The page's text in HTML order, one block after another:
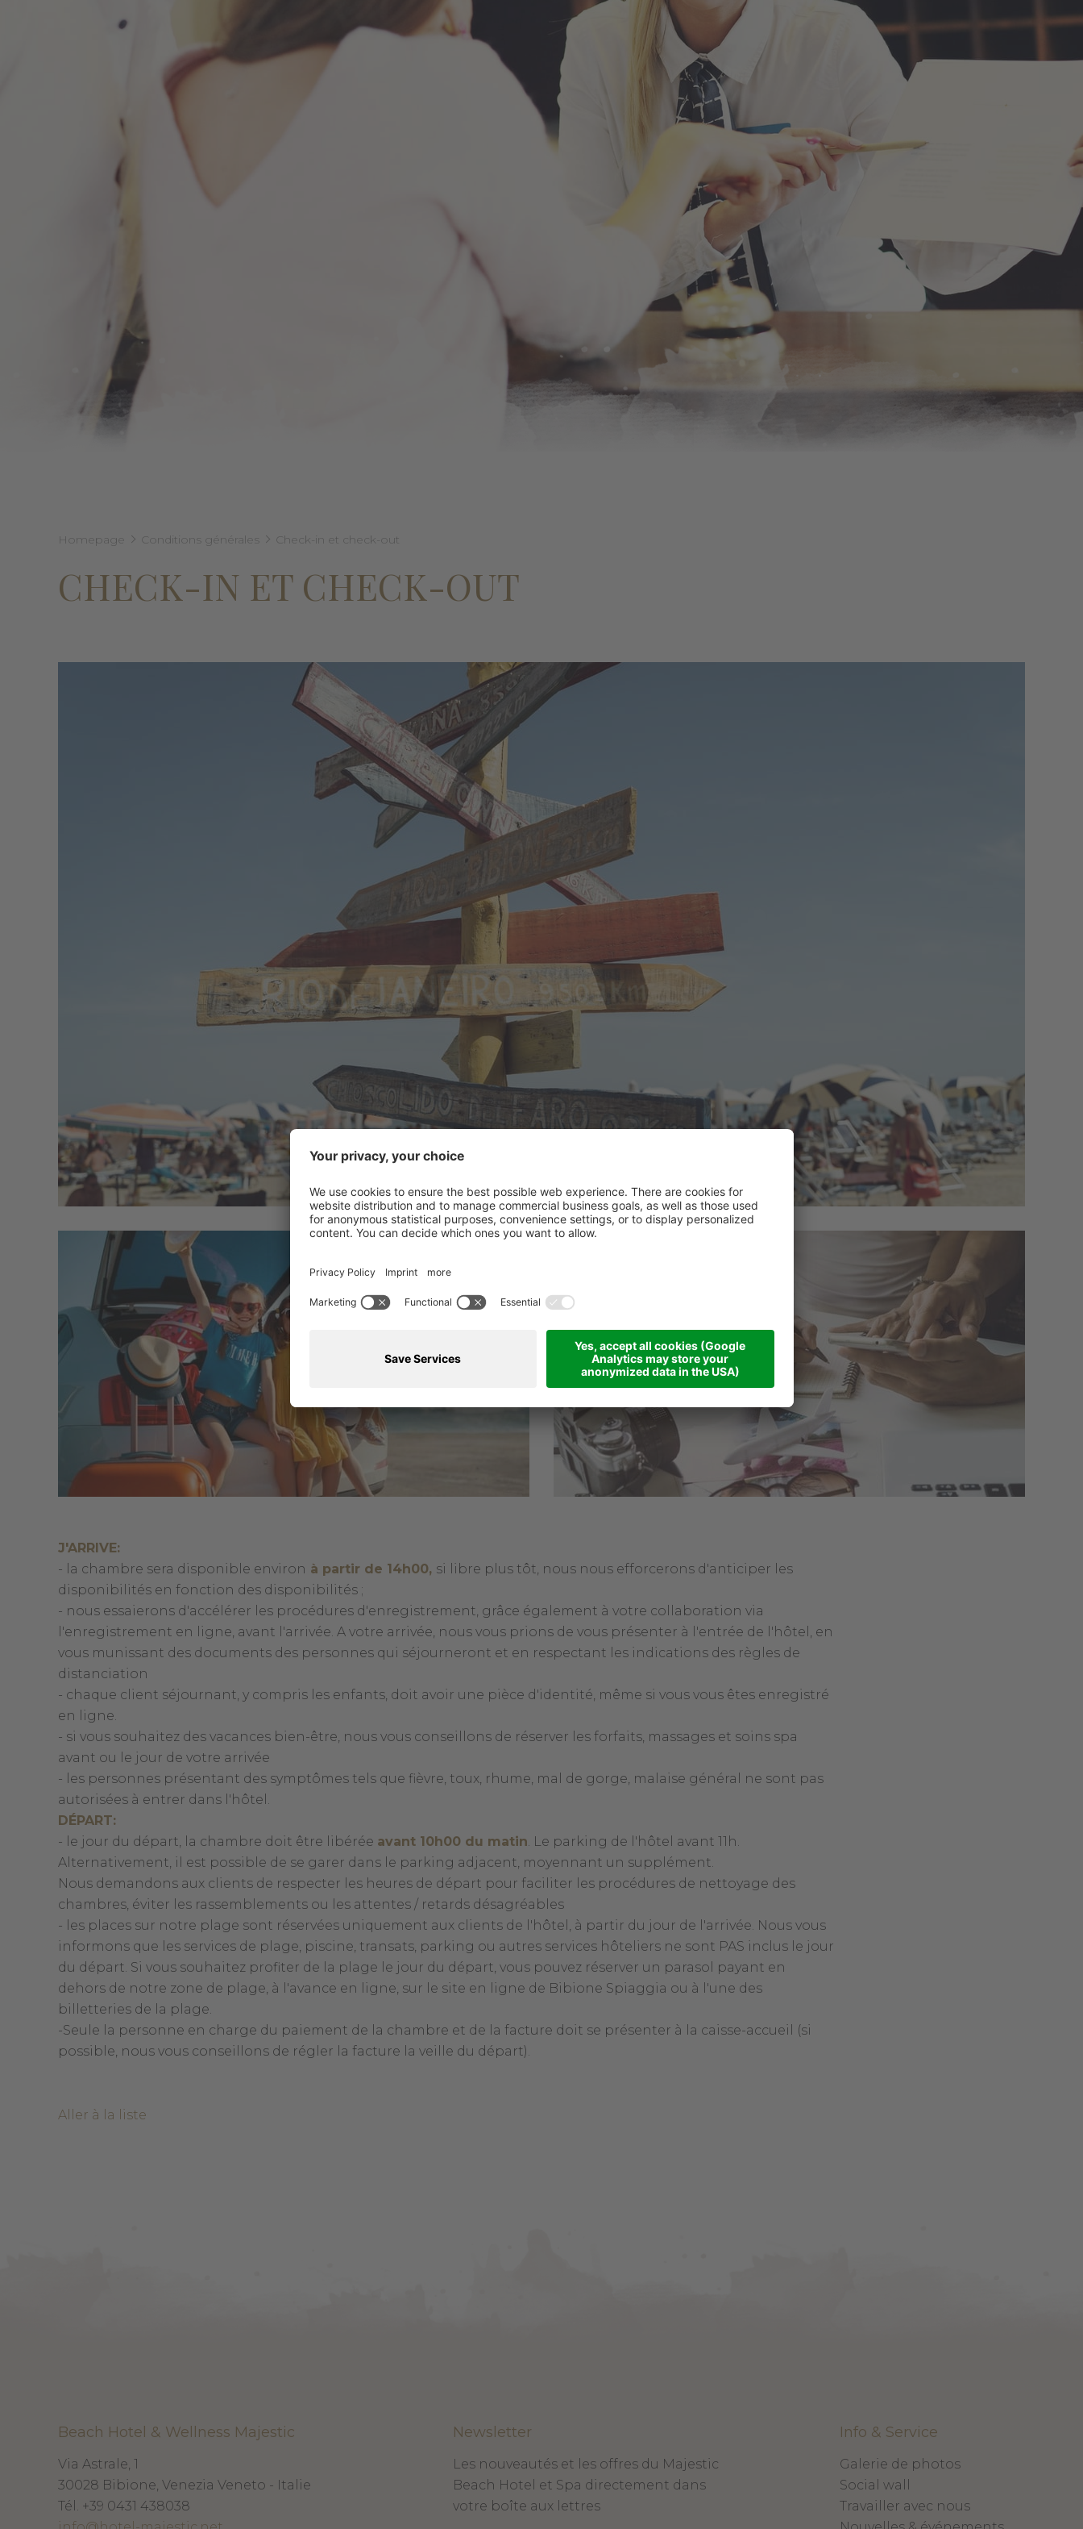
Homepage Conditions générales Check-in et check-out
CHECK-IN ET CHECK-OUT
J'ARRIVE:
- la chambre sera disponible environ à partir de 14h00, si libre plus tôt, nous nous efforcerons d'anticiper les
disponibilités en fonction des disponibilités ;
- nous essaierons d'accélérer les procédures d'enregistrement, grâce également à votre collaboration via
l'enregistrement en ligne, avant l'arrivée. A votre arrivée, nous vous prions de vous présenter à l'entrée de l'hôtel, en
vous munissant des documents des personnes qui séjourneront et en respectant les indications des règles de
distanciation
- chaque client séjournant, y compris les enfants, doit avoir une pièce d'identité, même si vous vous êtes enregistré
en ligne.
- si vous souhaitez des vacances bien-être, nous vous conseillons de réserver les forfaits, massages et soins spa
avant ou le jour de votre arrivée
- les personnes présentant des symptômes tels que fièvre, toux, rhume, mal de gorge, malaise général ne sont pas
autorisées à entrer dans l'hôtel.
DÉPART:
- le jour du départ, la chambre doit être libérée avant 10h00 du matin. Le parking de l'hôtel avant 11h.
Alternativement, il est possible de se garer dans le parking adjacent, moyennant un supplément.
Nous demandons aux clients de respecter les heures de départ pour faciliter les procédures de nettoyage des
chambres, éviter les rassemblements ou les attentes / retards désagréables
- les places sur notre plage sont réservées uniquement aux clients de l'hôtel, à partir du jour de l'arrivée. Nous vous
informons que les services de plage, piscine, transats, parking ou autres services hôteliers ne sont PAS inclus le jour
du départ. Si vous souhaitez profiter de la plage le jour du départ, vous pouvez réserver un parasol payant en
dehors de notre zone de plage, à l'avance en ligne, sur le site en ligne de Bibione Spiaggia ou à l'une des
billetteries de la plage.
-Seule la personne en charge du paiement de la chambre et de la facture doit se présenter à la caisse-accueil (si
possible, nous vous conseillons de régler la facture la veille du départ).
Aller à la liste
Beach Hotel & Wellness Majestic
Via Astrale, 1
30028 Bibione, Venezia Veneto - Italie
Tél. +39 0431 438038
Newsletter
Les nouveautés et les offres du Majestic
Beach Hotel et Spa directement dans
votre boîte aux lettres
Info & Service
Galerie de photos
Social wall
Travailler avec nous